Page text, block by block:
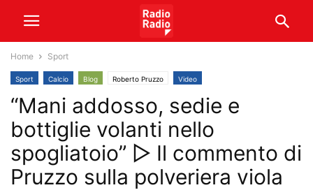
Home Sport
Sport Calcio Blog Roberto Pruzzo Video
“Mani addosso, sedie e
bottiglie volanti nello
spogliatoio” ▷ Il commento di
Pruzzo sulla polveriera viola